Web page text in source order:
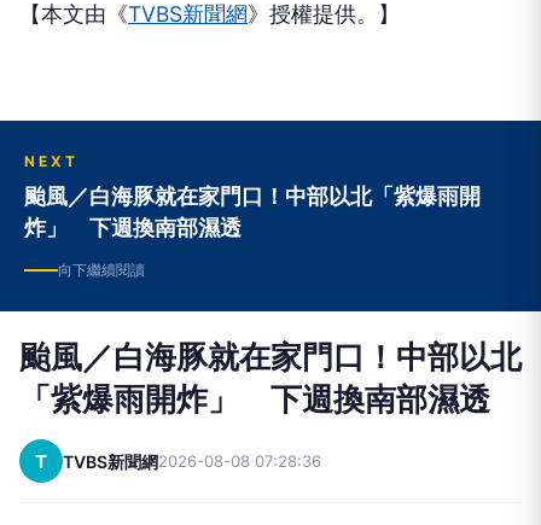
【本文由《TVBS新聞網》授權提供。】
NEXT
颱風／白海豚就在家門口！中部以北「紫爆雨開
炸」 下週換南部濕透
向下繼續閱讀
颱風／白海豚就在家門口！中部以北
「紫爆雨開炸」 下週換南部濕透
T TVBS新聞網2026-08-08 07:28:36